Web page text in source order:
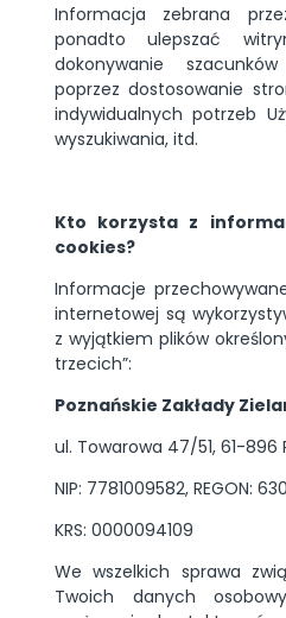
Informacja zebrana
ponadto ulepszać
dokonywanie
poprzez dostosowanie
indywidualnych potrzeb
wyszukiwania, itd.
Kto korzysta z
cookies?
Informacje
internetowej są
z wyjątkiem plików
trzecich”:
Poznańskie Zakłady
ul. Towarowa 47/51, 61-896
NIP: 7781009582, REGON:
KRS: 0000094109
We wszelkich sprawa
Twoich danych